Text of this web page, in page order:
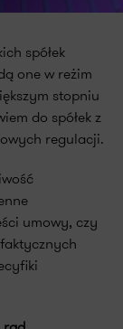
spółek
one w reżim
stopniu
do spółek z
regulacji.
umowy, czy